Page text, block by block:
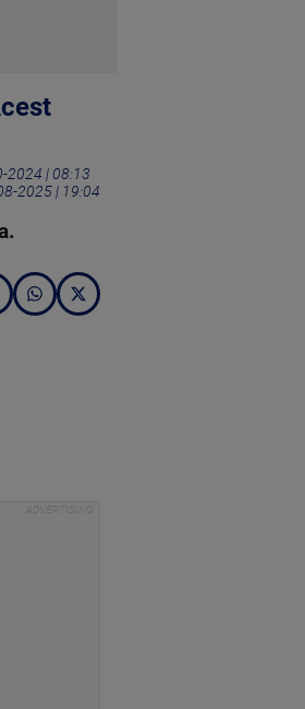
2024 | 08:13
2025 | 19:04